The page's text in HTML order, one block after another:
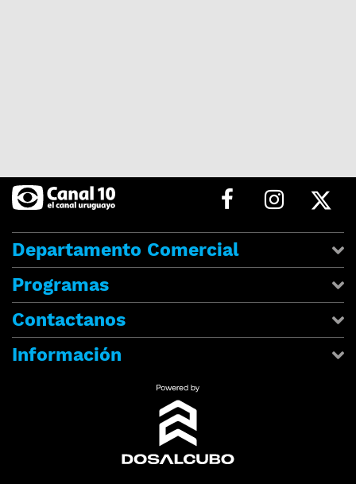
Departamento Comercial
Programas
Contactanos
Información